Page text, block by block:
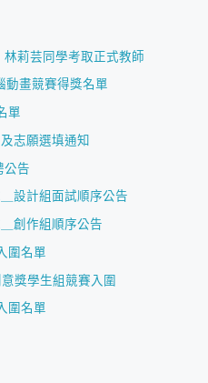
林莉芸同學考取正式教師
動畫競賽得獎名單
單
志願選填通知
公告
設計組面試順序公告
創作組順序公告
圍名單
獎學生組競賽入圍
圍名單